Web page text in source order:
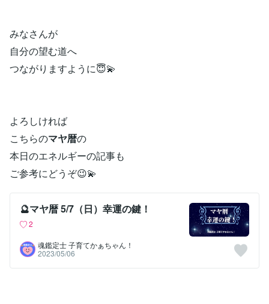
みなさんが
自分の望む道へ
つながりますように😇💫
よろしければ
こちらのマヤ暦の
本日のエネルギーの記事も
ご参考にどうぞ😉💫
🔮マヤ暦 5/7（日）幸運の鍵！
2
魂鑑定士 子育てかぁちゃん！
2023/05/06